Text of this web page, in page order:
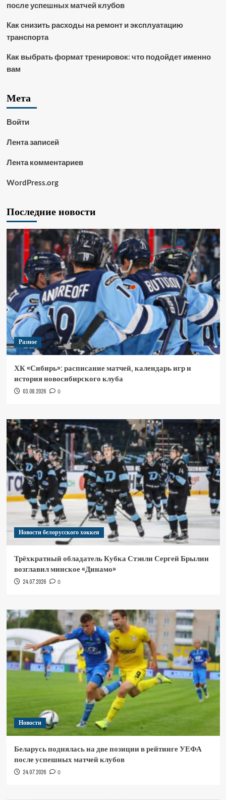
после успешных матчей клубов
Как снизить расходы на ремонт и эксплуатацию
транспорта
Как выбрать формат тренировок: что подойдет именно
вам
Мета
Войти
Лента записей
Лента комментариев
WordPress.org
Последние новости
Разное
ХК «Сибирь»: расписание матчей, календарь игр и
история новосибирского клуба
03.08.2026 0
Новости белорусского хоккея
Трёхкратный обладатель Кубка Стэнли Сергей Брылин
возглавил минское «Динамо»
24.07.2026 0
Новости
Беларусь поднялась на две позиции в рейтинге УЕФА
после успешных матчей клубов
24.07.2026 0